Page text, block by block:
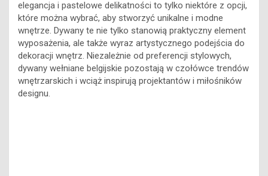
geometryczne, inspiracje etniczne, abstrakcja, klasyczna
elegancja i pastelowe delikatności to tylko niektóre z opcji,
które można wybrać, aby stworzyć unikalne i modne
wnętrze. Dywany te nie tylko stanowią praktyczny element
wyposażenia, ale także wyraz artystycznego podejścia do
dekoracji wnętrz. Niezależnie od preferencji stylowych,
dywany wełniane belgijskie pozostają w czołówce trendów
wnętrzarskich i wciąż inspirują projektantów i miłośników